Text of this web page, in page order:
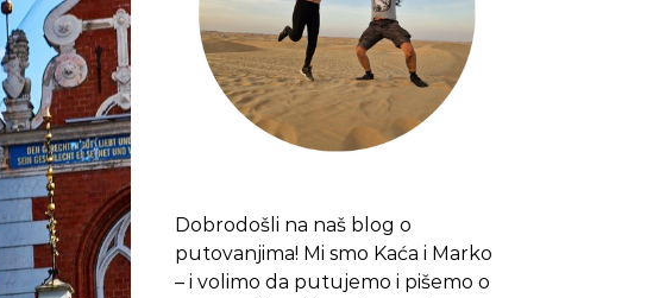
Dobrodošli na naš blog o
putovanjima! Mi smo Kaća i Marko
– i volimo da putujemo i pišemo o